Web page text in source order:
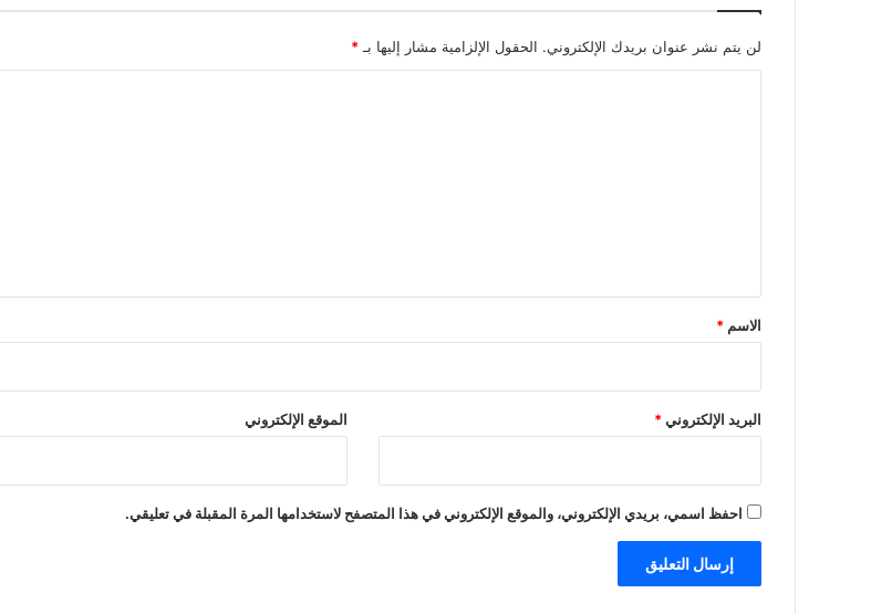
لن يتم نشر عنوان بريدك الإلكتروني. الحقول الإلزامية مشار إليها بـ *
*
الاسم *
البريد الإلكتروني* الموقع الإلكتروني
احفظ اسمي، بريدي الإلكتروني، والموقع الإلكتروني في هذا المتصفح لاستخدامها المرة المقبلة في تعليقي.